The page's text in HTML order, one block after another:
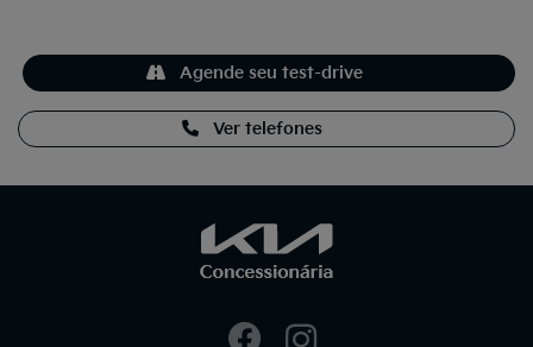
Ver telefones
Agende seu test-drive